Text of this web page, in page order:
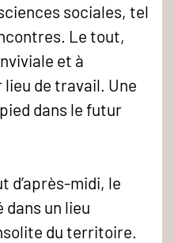
sociales, tel
Le tout,
et à
de travail. Une
dans le futur
d’après-midi, le
dans un lieu
du territoire.